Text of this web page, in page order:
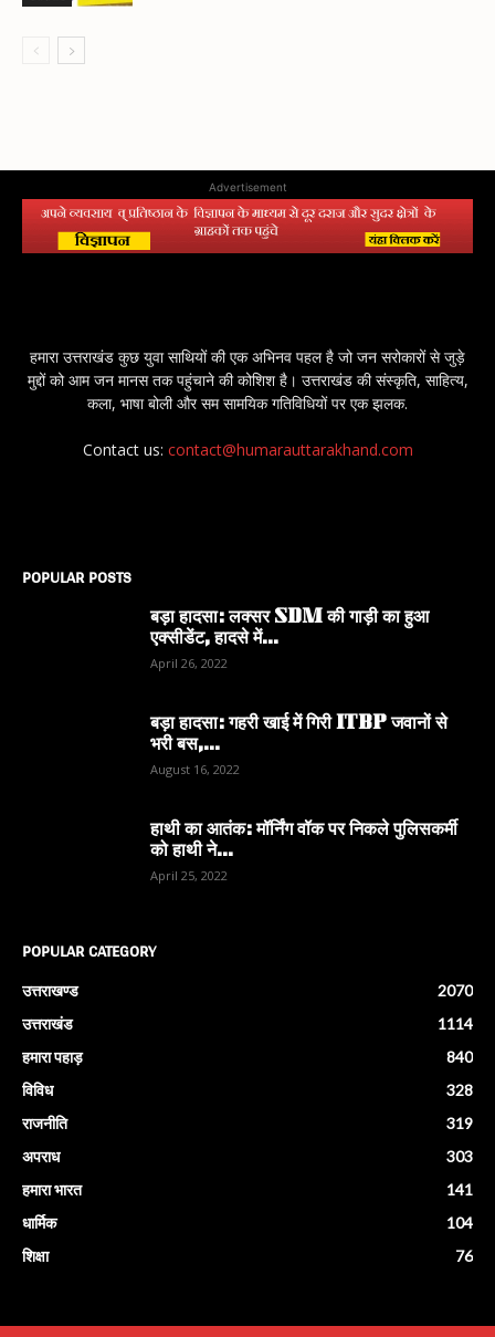
Advertisement
हमारा उत्तराखंड कुछ युवा साथियों की एक अभिनव पहल है जो जन सरोकारों से जुड़े
मुद्दों को आम जन मानस तक पहुंचाने की कोशिश है। उत्तराखंड की संस्कृति, साहित्य,
कला, भाषा बोली और सम सामयिक गतिविधियों पर एक झलक.
Contact us: contact@humarauttarakhand.com
POPULAR POSTS
बड़ा हादसा: लक्सर SDM की गाड़ी का हुआ
एक्सीडेंट, हादसे में...
April 26, 2022
बड़ा हादसा: गहरी खाई में गिरी ITBP जवानों से
भरी बस,...
August 16, 2022
हाथी का आतंक: मॉर्निंग वॉक पर निकले पुलिसकर्मी
को हाथी ने...
April 25, 2022
POPULAR CATEGORY
उत्तराखण्ड
2070
उत्तराखंड
1114
हमारा पहाड़
840
विविध
328
राजनीति
319
अपराध
303
हमारा भारत
141
धार्मिक
104
शिक्षा
76